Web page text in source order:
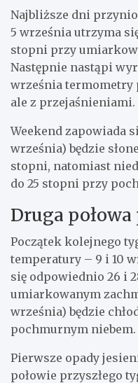
Najbliższe dni
5 września utrzyma
stopni przy
Następnie nastąpi
września termometry
ale z przejaśnieniami.
Weekend zapowiada
września) będzie
stopni, natomiast
do 25 stopni przy
Druga
Początek kolejnego
temperatury – 9 i 10
się odpowiednio 26 i
umiarkowanym
września) będzie
pochmurnym niebem.
Pierwsze opady
połowie przyszłego